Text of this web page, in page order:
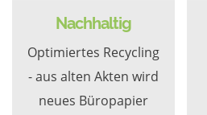
Nachhaltig
Optimiertes Recycling
- aus alten Akten wird
neues Büropapier